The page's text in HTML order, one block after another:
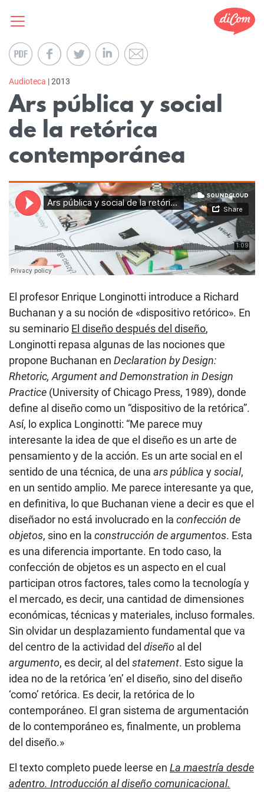
Audioteca | 2013
Ars pública y social
de la retórica
contemporánea
El profesor Enrique Longinotti introduce a Richard
Buchanan y a su noción de «dispositivo retórico». En
su seminario El diseño después del diseño,
Longinotti repasa algunas de las nociones que
propone Buchanan en Declaration by Design:
Rhetoric, Argument and Demonstration in Design
Practice (University of Chicago Press, 1989), donde
define al diseño como un “dispositivo de la retórica”.
Así, lo explica Longinotti: “Me parece muy
interesante la idea de que el diseño es un arte de
pensamiento y de la acción. Es un arte social en el
sentido de una técnica, de una ars pública ysocial,
en un sentido amplio. Me parece interesante ya que,
en definitiva, lo que Buchanan viene a decir es que el
diseñador no está involucrado en la confección de
objetos, sino en la construcción de argumentos. Esta
es una diferencia importante. En todo caso, la
confección de objetos es un aspecto en el cual
participan otros factores, tales como la tecnología y
el mercado, es decir, una cantidad de dimensiones
económicas, técnicas y materiales, incluso formales.
Sin olvidar un desplazamiento fundamental que va
del centro de la actividad del diseño al del
argumento, es decir, al del statement. Esto sigue la
idea no de la retórica ‘en’ el diseño, sino del diseño
‘como’ retórica. Es decir, la retórica de lo
contemporáneo. El gran sistema de argumentación
de lo contemporáneo es, finalmente, un problema
del diseño.»
El texto completo puede leerse en La maestría desde
adentro. Introducción al diseño comunicacional.